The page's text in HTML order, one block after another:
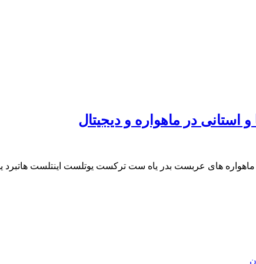
در ماهواره و دیجیتال
های عربست بدر یاه ست ترکست یوتلست اینتلست هاتبرد